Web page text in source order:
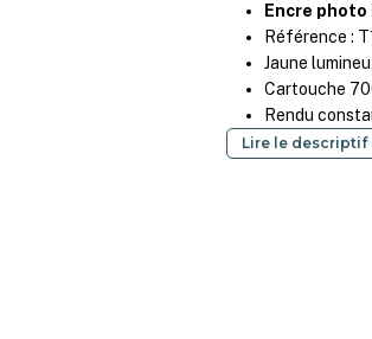
Encre
Référence :
Jaune
Cartouche
Rendu
Lire le